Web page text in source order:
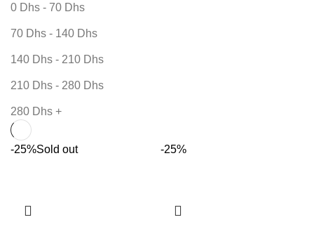
0 Dhs - 70 Dhs
70 Dhs - 140 Dhs
140 Dhs - 210 Dhs
210 Dhs - 280 Dhs
280 Dhs +
-25%Sold out -25%